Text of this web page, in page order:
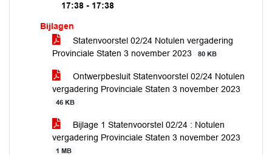
17:38 - 17:38
Bijlagen
Statenvoorstel 02/24 Notulen vergadering
Provinciale Staten 3 november 2023
80 KB
Ontwerpbesluit Statenvoorstel 02/24 Notulen
vergadering Provinciale Staten 3 november 2023
46 KB
Bijlage 1 Statenvoorstel 02/24 : Notulen
vergadering Provinciale Staten 3 november 2023
1 MB